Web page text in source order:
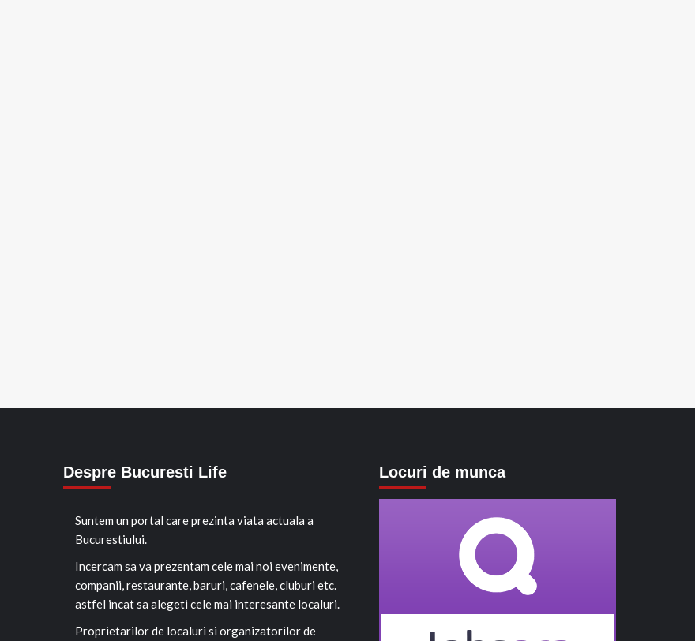
Despre Bucuresti Life
Suntem un portal care prezinta viata actuala a
Bucurestiului.
Incercam sa va prezentam cele mai noi evenimente,
companii, restaurante, baruri, cafenele, cluburi etc.
astfel incat sa alegeti cele mai interesante localuri.
Proprietarilor de localuri si organizatorilor de
Locuri de munca